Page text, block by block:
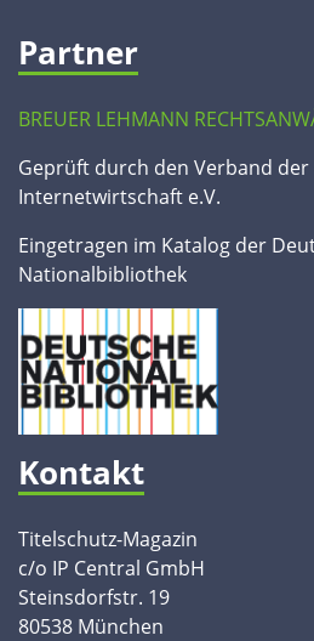
Partner
BREUER LEHMANN
Geprüft durch den Verband
Internetwirtschaft e.V.
Eingetragen im Katalog der
Nationalbibliothek
Kontakt
Titelschutz-Magazin
c/o IP Central GmbH
Steinsdorfstr. 19
80538 München